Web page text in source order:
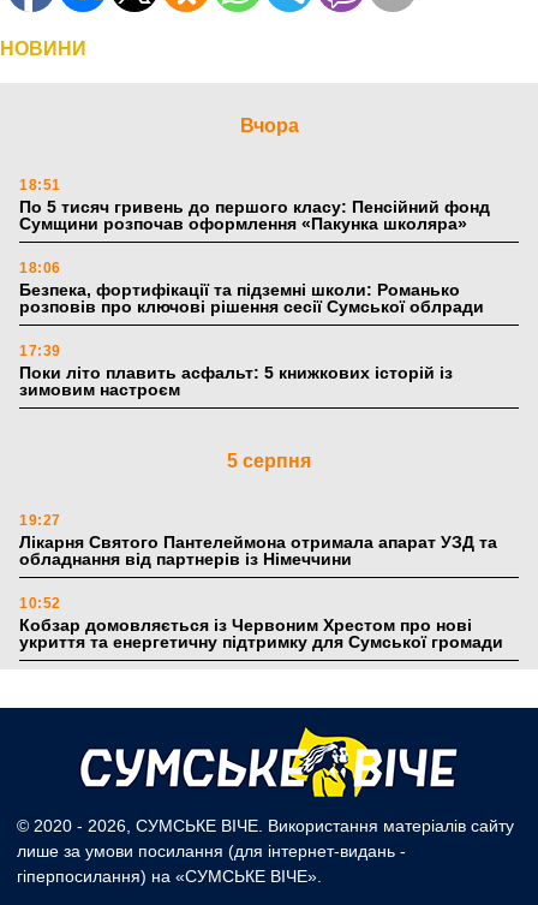
НОВИНИ
Вчора
18:51
По 5 тисяч гривень до першого класу: Пенсійний фонд
Сумщини розпочав оформлення «Пакунка школяра»
18:06
Безпека, фортифікації та підземні школи: Романько
розповів про ключові рішення сесії Сумської облради
17:39
Поки літо плавить асфальт: 5 книжкових історій із
зимовим настроєм
5 серпня
19:27
Лікарня Святого Пантелеймона отримала апарат УЗД та
обладнання від партнерів із Німеччини
10:52
Кобзар домовляється із Червоним Хрестом про нові
укриття та енергетичну підтримку для Сумської громади
Понад 8 мільйонів книжок згоріли. Як допомогти «Ранку»
та іншим видавництвам відновитися
20:41
Пенсійний фонд Сумщини спрямував 0,2 млрд грн на
© 2020 - 2026, СУМСЬКЕ ВІЧЕ. Використання матеріалів сайту
лише за умови посилання (для інтернет-видань -
гіперпосилання) на «СУМСЬКЕ ВІЧЕ».